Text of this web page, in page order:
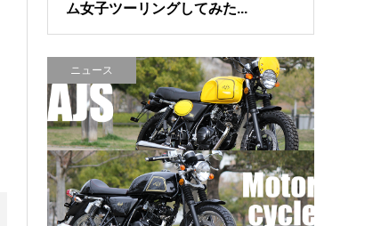
ム女子ツーリングしてみた...
ニュース